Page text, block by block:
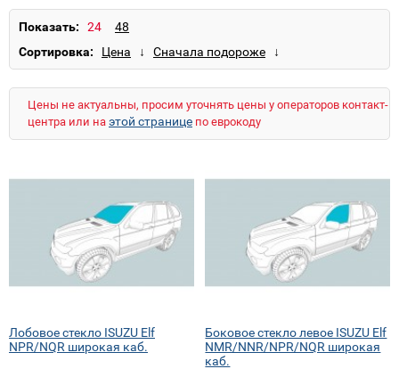
Показать:
Сортировка:
Цены не актуальны, просим уточнять цены у операторов контакт-
центра или на этой странице по еврокоду
Лобовое стекло ISUZU Elf
NPR/NQR широкая каб.
Боковое стекло левое ISUZU Elf
NMR/NNR/NPR/NQR широкая
каб.